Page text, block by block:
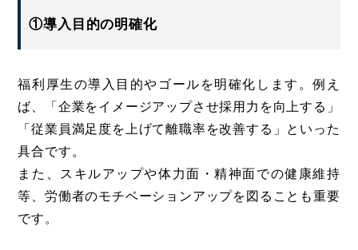
①導入目的の明確化
福利厚生の導入目的やゴールを明確化します。例え
ば、「企業をイメージアップさせ採用力を向上する」
「従業員満足度を上げて離職率を改善する」といった
具合です。
また、スキルアップや体力面・精神面での健康維持
等、労働者のモチベーションアップを図ることも重要
です。